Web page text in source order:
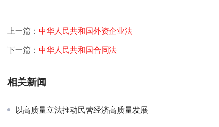
上一篇： 中华人民共和国外资企业法
下一篇： 中华人民共和国合同法
相关新闻
以高质量立法推动民营经济高质量发展